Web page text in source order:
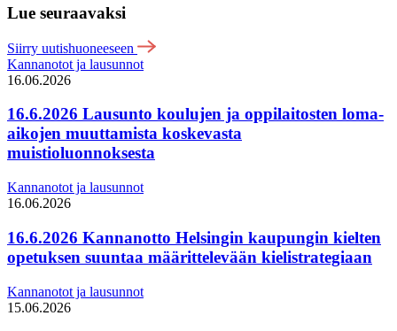
Lue seuraavaksi
Siirry uutishuoneeseen
Kannanotot ja lausunnot
16.06.2026
16.6.2026 Lausunto koulujen ja oppilaitosten loma-
aikojen muuttamista koskevasta
muistioluonnoksesta
Kannanotot ja lausunnot
16.06.2026
16.6.2026 Kannanotto Helsingin kaupungin kielten
opetuksen suuntaa määrittelevään kielistrategiaan
Kannanotot ja lausunnot
15.06.2026